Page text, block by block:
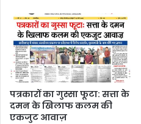
पत्रकारों का गुस्सा फूटा: सत्ता के
दमन के खिलाफ कलम की
एकजुट आवाज़